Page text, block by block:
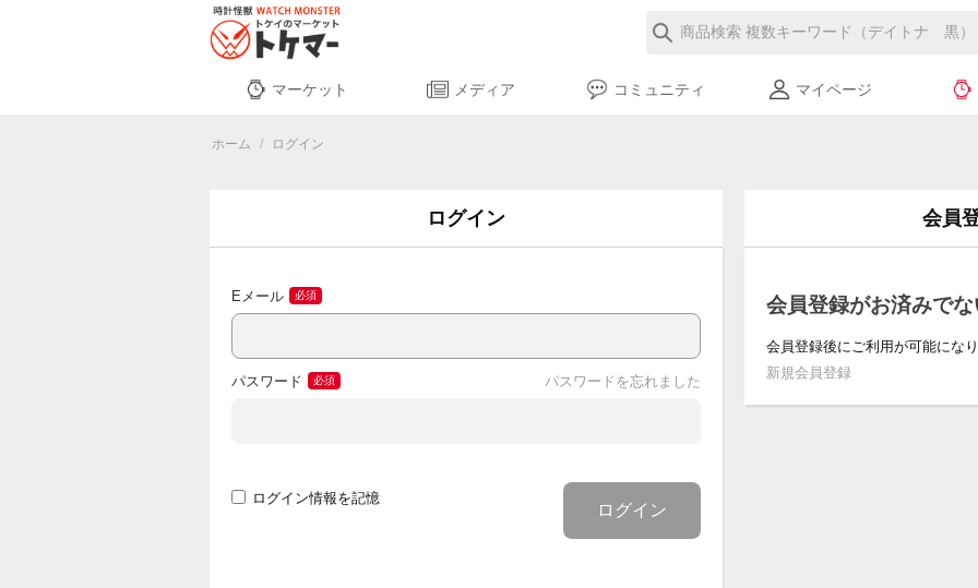
マーケット メディア コミュニティ マイページ
ホーム / ログイン
ログイン
Eメール
パスワード パスワードを忘れました
ログイン
ログイン情報を記憶
会員
会員登録がお済みで
会員登録後にご利用が可能になり
新規会員登録